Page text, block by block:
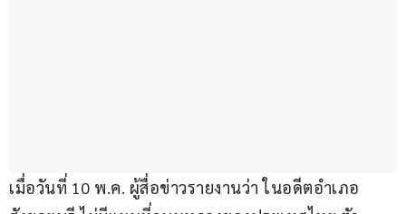
เมื่อวันที่ 10 พ.ค. ผู้สื่อข่าวรายงานว่า ในอดีตอำเภอ